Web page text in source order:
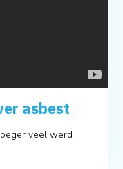
asbest
veel werd